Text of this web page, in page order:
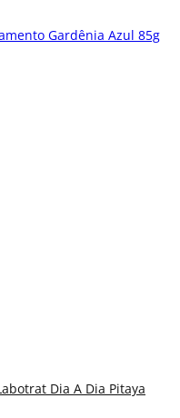
Gardênia Azul 85g
Dia A Dia Pitaya